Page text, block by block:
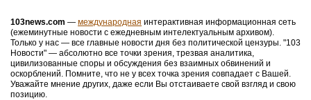
103news.com — международная интерактивная информационная сеть
(ежеминутные новости с ежедневным интелектуальным архивом).
Только у нас — все главные новости дня без политической цензуры. "103
Новости" — абсолютно все точки зрения, трезвая аналитика,
цивилизованные споры и обсуждения без взаимных обвинений и
оскорблений. Помните, что не у всех точка зрения совпадает с Вашей.
Уважайте мнение других, даже если Вы отстаиваете свой взгляд и свою
позицию.